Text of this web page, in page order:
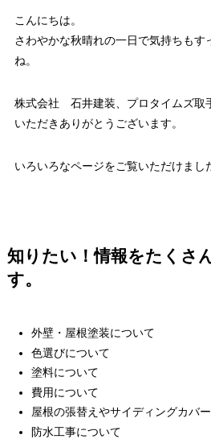
こんにちは。
さわやかな秋晴れの一日で気持ちもす
ね。
株式会社 石井建装、プロタイムズ取
いただきありがとうございます。
いろいろなページをご覧いただけまし
知りたい！情報をたくさ
す。
外壁・屋根塗装について
色選びについて
塗料について
費用について
屋根の張替えやサイディングカバ
防水工事について